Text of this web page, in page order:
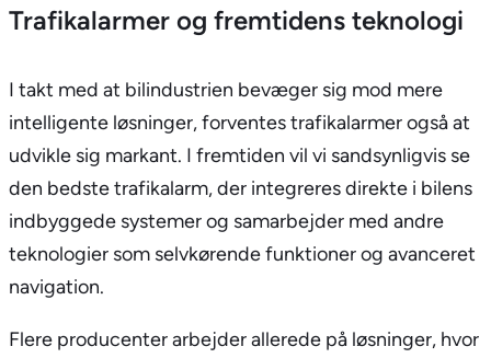
Trafikalarmer og fremtidens teknologi
I takt med at bilindustrien bevæger sig mod mere
intelligente løsninger, forventes trafikalarmer også at
udvikle sig markant. I fremtiden vil vi sandsynligvis se
den bedste trafikalarm, der integreres direkte i bilens
indbyggede systemer og samarbejder med andre
teknologier som selvkørende funktioner og avanceret
navigation.
Flere producenter arbejder allerede på løsninger, hvor